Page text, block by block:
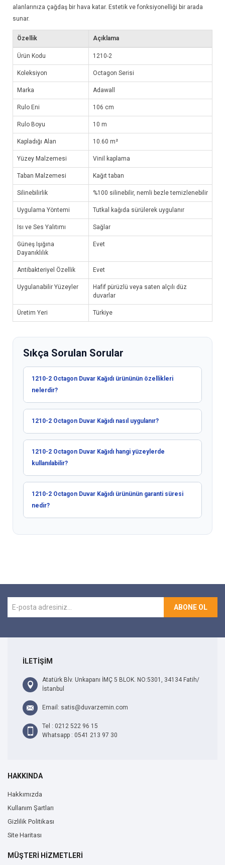
alanlarınıza çağdaş bir hava katar. Estetik ve fonksiyonelliği bir arada
sunar.
Özellik Açıklama
Ürün Kodu 1210-2
Koleksiyon Octagon Serisi
Marka Adawall
Rulo Eni 106 cm
Rulo Boyu 10 m
Kapladığı Alan 10.60 m²
Yüzey Malzemesi Vinil kaplama
Taban Malzemesi Kağıt taban
Silinebilirlik %100 silinebilir, nemli bezle temizlenebilir
Uygulama Yöntemi Tutkal kağıda sürülerek uygulanır
Isı ve Ses Yalıtımı Sağlar
Güneş Işığına
Dayanıklılık
Evet
Antibakteriyel Özellik Evet
Uygulanabilir Yüzeyler
Hafif pürüzlü veya saten alçılı düz
duvarlar
Üretim Yeri Türkiye
Sıkça Sorulan Sorular
1210-2 Octagon Duvar Kağıdı ürününün özellikleri
nelerdir?
1210-2 Octagon Duvar Kağıdı nasıl uygulanır?
1210-2 Octagon Duvar Kağıdı hangi yüzeylerde
kullanılabilir?
1210-2 Octagon Duvar Kağıdı ürününün garanti süresi
nedir?
ABONE OL
İLETİŞİM
Atatürk Blv. Unkapanı İMÇ 5 BLOK. NO:5301, 34134 Fatih/
İstanbul
Email: satis@duvarzemin.com
Tel : 0212 522 96 15
Whatsapp : 0541 213 97 30
HAKKINDA
Hakkımızda
Kullanım Şartları
Gizlilik Politikası
Site Haritası
MÜŞTERİ HİZMETLERİ